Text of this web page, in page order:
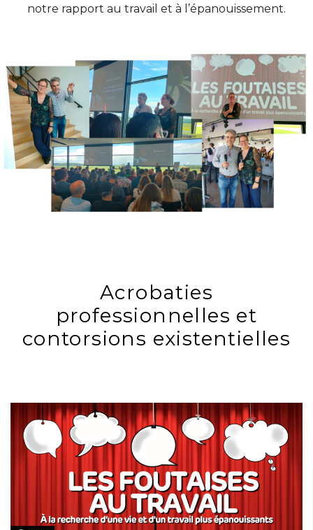
notre rapport au travail et à l’épanouissement.
Acrobaties
professionnelles et
contorsions existentielles